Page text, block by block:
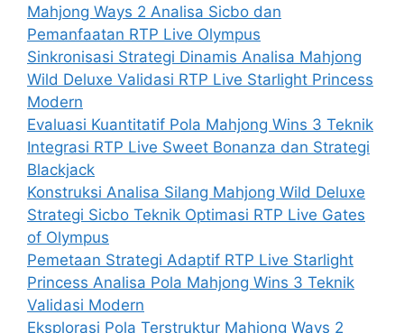
Mahjong Ways 2 Analisa Sicbo dan
Pemanfaatan RTP Live Olympus
Sinkronisasi Strategi Dinamis Analisa Mahjong
Wild Deluxe Validasi RTP Live Starlight Princess
Modern
Evaluasi Kuantitatif Pola Mahjong Wins 3 Teknik
Integrasi RTP Live Sweet Bonanza dan Strategi
Blackjack
Konstruksi Analisa Silang Mahjong Wild Deluxe
Strategi Sicbo Teknik Optimasi RTP Live Gates
of Olympus
Pemetaan Strategi Adaptif RTP Live Starlight
Princess Analisa Pola Mahjong Wins 3 Teknik
Validasi Modern
Eksplorasi Pola Terstruktur Mahjong Ways 2